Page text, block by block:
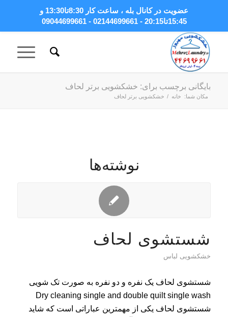
بایگانی برچسب برای: خشکشویی برتر لحاف
مکان شما: خانه / خشکشویی برتر لحاف
نوشته‌ها
شستشوی لحاف
خشکشویی لباس
شستشوی لحاف یک نفره و دو نفره به صورت تک شویی
Dry cleaning single and double quilt single wash
شستشوی لحاف یکی از مهمترین عباراتی است که شاید
عضویت در کانال بله
، ساعت کار 8:30تا13:30 و
15:45تا20:15 - 02144699661 - 09044699661